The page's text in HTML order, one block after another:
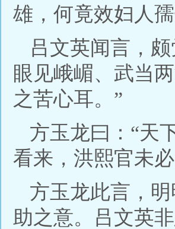
雄，何竟效妇人
吕文英闻言，
眼见峨嵋、武当
之苦心耳。”
方玉龙曰：“天
看来，洪熙官未
方玉龙此言，
助之意。吕文英